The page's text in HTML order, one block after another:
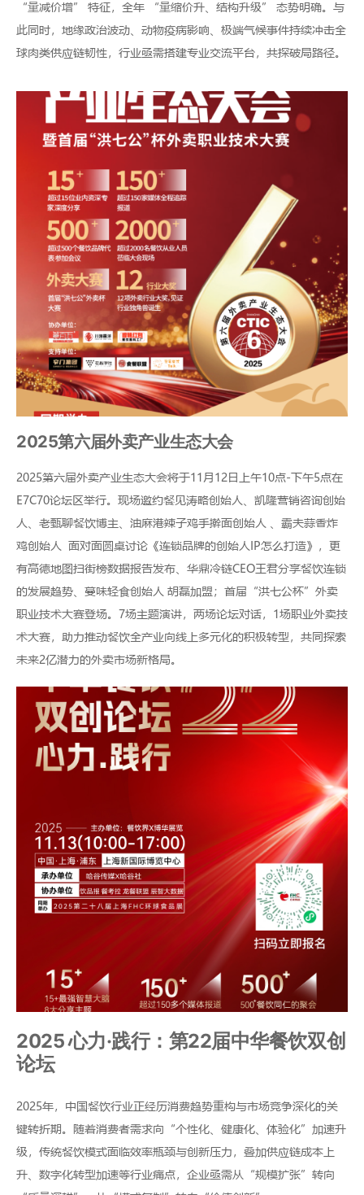
“量减价增” 特征，全年 “量缩价升、结构升级” 态势明确。与
此同时，地缘政治波动、动物疫病影响、极端气候事件持续冲击全
球肉类供应链韧性，行业亟需搭建专业交流平台，共探破局路径。
2025第六届外卖产业生态大会
2025第六届外卖产业生态大会将于11月12日上午10点-下午5点在
E7C70论坛区举行。现场邀约餐见涛略创始人、凯隆营销咨询创始
人、老甄聊餐饮博主、油麻港辣子鸡手擀面创始人 、霸夫蒜香炸
鸡创始人 面对面圆桌讨论《连锁品牌的创始人IP怎么打造》，更
有高德地图扫街榜数据报告发布、华鼎冷链CEO王君分享餐饮连锁
的发展趋势、蔓味轻食创始人 胡磊加盟；首届“洪七公杯”外卖
职业技术大赛登场。7场主题演讲，两场论坛对话，1场职业外卖技
术大赛，助力推动餐饮全产业向线上多元化的积极转型，共同探索
未来2亿潜力的外卖市场新格局。
2025 心力·践行：第22届中华餐饮双创
论坛
2025年，中国餐饮行业正经历消费趋势重构与市场竞争深化的关
键转折期。随着消费者需求向“个性化、健康化、体验化”加速升
级，传统餐饮模式面临效率瓶颈与创新压力，叠加供应链成本上
升、数字化转型加速等行业痛点，企业亟需从“规模扩张”转向